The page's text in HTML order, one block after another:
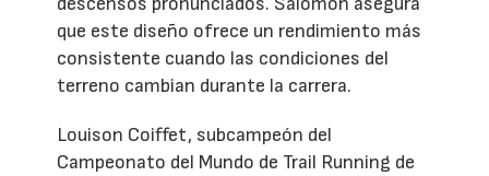
que este diseño ofrece un rendimiento más
consistente cuando las condiciones del
terreno cambian durante la carrera.
Louison Coiffet, subcampeón del
Campeonato del Mundo de Trail Running de